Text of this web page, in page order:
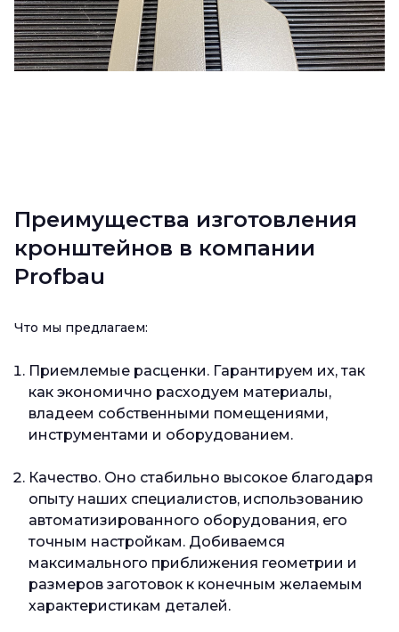
Преимущества изготовления
кронштейнов в компании
Profbau
Что мы предлагаем:
Приемлемые расценки. Гарантируем их, так
как экономично расходуем материалы,
владеем собственными помещениями,
инструментами и оборудованием.
Качество. Оно стабильно высокое благодаря
опыту наших специалистов, использованию
автоматизированного оборудования, его
точным настройкам. Добиваемся
максимального приближения геометрии и
размеров заготовок к конечным желаемым
характеристикам деталей.